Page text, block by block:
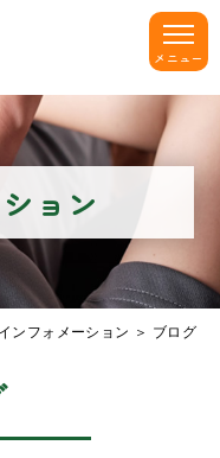
ョン
ンフォメーション ＞ ブログ